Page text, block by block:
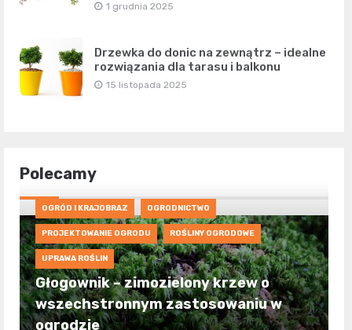
1 grudnia 2025
Drzewka do donic na zewnątrz – idealne
rozwiązania dla tarasu i balkonu
15 listopada 2025
Polecamy
OGRÓD I KRAJOBRAZ OGRODNICTWO
PROJEKTOWANIE OGRODU ROŚLINY OGRODOWE
UPRAWA ROŚLIN
Głogownik – zimozielony krzew o
wszechstronnym zastosowaniu w
ogrodzie